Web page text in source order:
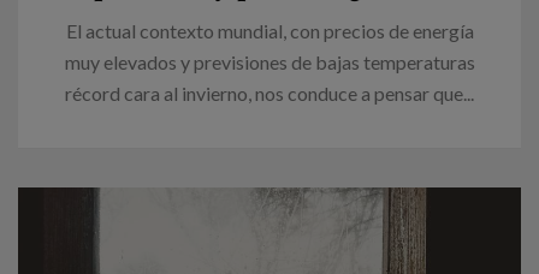
El actual contexto mundial, con precios de energía
muy elevados y previsiones de bajas temperaturas
récord cara al invierno, nos conduce a pensar que...